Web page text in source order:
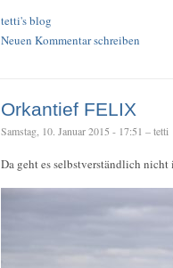
tetti's blog
Neuen Kommentar schreiben
Orkantief FELIX
Samstag, 10. Januar 2015 - 17:51 – tetti
Da geht es selbstverständlich nicht